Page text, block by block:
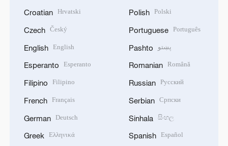
Croatian Hrvatski
Czech Český
English English
Esperanto Esperanto
Filipino Filipino
French Français
German Deutsch
Greek Ελληνικά
Polish Polski
Portuguese Português
Pashto پښتو
Romanian Română
Russian Русский
Serbian Српски
Sinhala සිංහල
Spanish Español